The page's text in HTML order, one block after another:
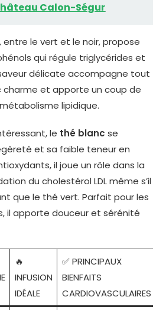
Calon-Ségur
, entre le vert et le noir, propose
qui régule triglycérides et
délicate accompagne tout
charme et apporte un coup de
lipidique.
le thé blanc se
et sa faible teneur en
il joue un rôle dans la
du cholestérol LDL même s’il
que le thé vert. Parfait pour les
il apporte douceur et sérénité
🔥
INFUSION
IDÉALE
✅ PRINCIPAUX
BIENFAITS
CARDIOVASCULAIRES